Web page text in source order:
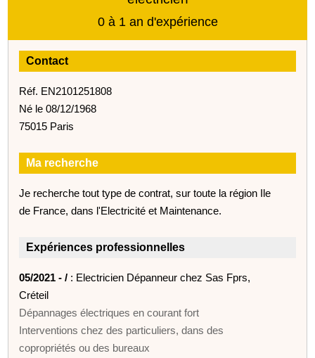
0 à 1 an d'expérience
Contact
Réf. EN2101251808
Né le 08/12/1968
75015 Paris
Ma recherche
Je recherche tout type de contrat, sur toute la région Ile
de France, dans l'Electricité et Maintenance.
Expériences professionnelles
05/2021 - / : Electricien Dépanneur chez Sas Fprs,
Créteil
Dépannages électriques en courant fort
Interventions chez des particuliers, dans des
copropriétés ou des bureaux